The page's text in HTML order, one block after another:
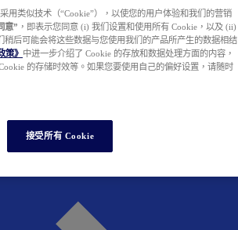
用类似技术（“Cookie”），以使您的用户体验和我们的营销
意” ，即表示您同意 (i) 我们设置和使用所有 Cookie，以及 (ii)
后可能会将这些数据与您使用我们的产品所产生的数据相结
策》 中进一步介绍了 Cookie 的存放和数据处理方面的内容，
的存储时效等。如果您要使用自己的偏好设置，请随时
接受所有 Cookie